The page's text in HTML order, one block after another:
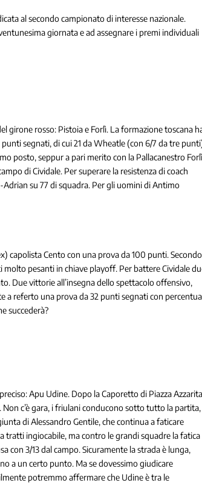
al secondo campionato di interesse nazionale.
giornata e ad assegnare i premi individuali
girone rosso: Pistoia e Forlì. La formazione toscana
segnati, di cui 21 da Wheatle (con 6/7 da tre
posto, seppur a pari merito con la Pallacanestro
di Cividale. Per superare la resistenza di coach
su 77 di squadra. Per gli uomini di Antimo
capolista Cento con una prova da 100 punti. Secondo
pesanti in chiave playoff. Per battere Cividale
Due vittorie all’insegna dello spettacolo offensivo,
a referto una prova da 32 punti segnati con
succederà?
Apu Udine. Dopo la Caporetto di Piazza
c’è gara, i friulani conducono sotto tutto la partita,
di Alessandro Gentile, che continua a faticare
tratti ingiocabile, ma contro le grandi squadre la fatica
con 3/13 dal campo. Sicuramente la strada è lunga,
a un certo punto. Ma se dovessimo giudicare
potremmo affermare che Udine è tra le